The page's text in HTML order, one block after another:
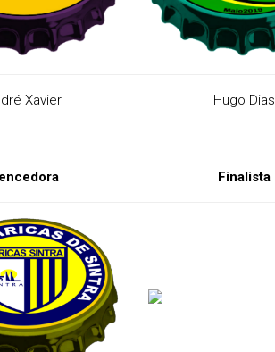
Xavier Hugo Dias
Finalista